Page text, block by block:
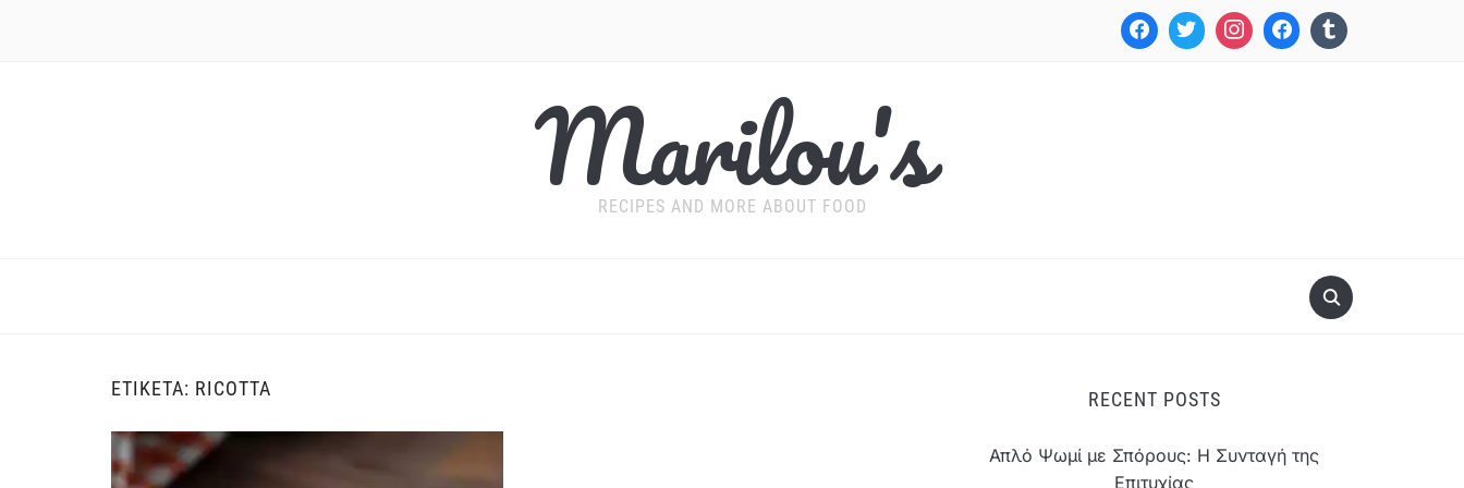
Marilou's
RECIPES AND MORE ABOUT FOOD
ΕΤΙΚΈΤΑ: RICOTTA RECENT POSTS
Απλό Ψωμί με Σπόρους: Η Συνταγή της
Επιτυχίας